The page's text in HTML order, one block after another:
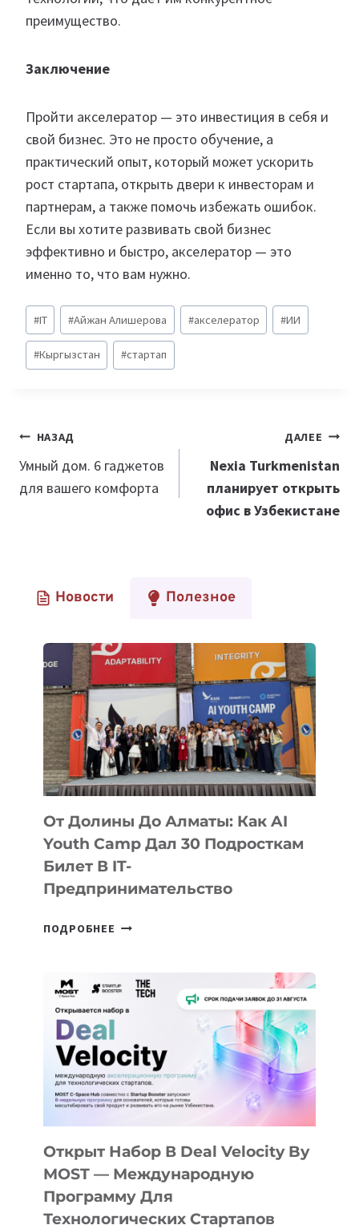
преимущество.
Заключение
Пройти акселератор — это инвестиция в себя и
свой бизнес. Это не просто обучение, а
практический опыт, который может ускорить
рост стартапа, открыть двери к инвесторам и
партнерам, а также помочь избежать ошибок.
Если вы хотите развивать свой бизнес
эффективно и быстро, акселератор — это
именно то, что вам нужно.
Метки
записи:
#IT #Айжан Алишерова #акселератор #ИИ
#Кыргызстан #стартап
Навигация
по
записям
НАЗАД
Умный дом. 6 гаджетов
для вашего комфорта
ДАЛЕЕ
Nexia Turkmenistan
планирует открыть
офис в Узбекистане
Новости Полезное
От Долины До Алматы: Как AI
Youth Camp Дал 30 Подросткам
Билет В IT-
Предпринимательство
ПОДРОБНЕЕ ОТ
АЛМАТЫ:
AI
YOUTH
CAMP
ДАЛ
30
ПОДРОСТКАМ
БИЛЕТ
IT-
ПРЕДПРИНИМАТЕЛЬСТВО
Открыт Набор В Deal Velocity By
MOST — Международную
Программу Для
Технологических Стартапов